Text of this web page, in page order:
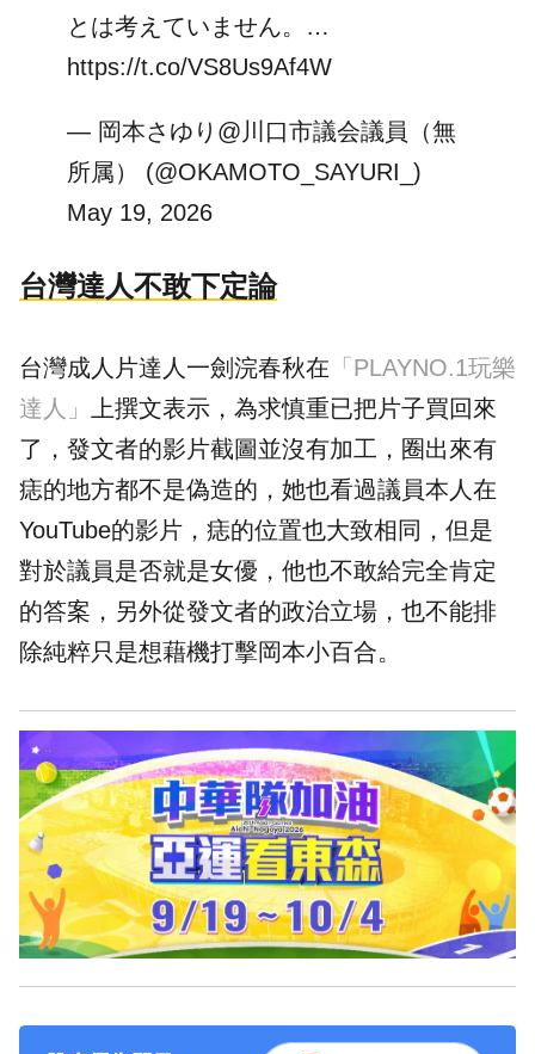
とは考えていません。…
https://t.co/VS8Us9Af4W
— 岡本さゆり@川口市議会議員（無
所属） (@OKAMOTO_SAYURI_)
May 19, 2026
台灣達人不敢下定論
台灣成人片達人 一劍浣春秋在 「PLAYNO.1玩樂
達人」
上撰文表示，為求慎重已把片子買回來
了，發文者的影片截圖並沒有加工，圈出來有
痣的地方都不是偽造的，她也看過議員本人在
YouTube的影片，痣的位置也大致相同，但是
對於議員是否就是女優，他也不敢給完全肯定
的答案，另外從發文者的政治立場，也不能排
除純粹只是想藉機打擊岡本小百合。